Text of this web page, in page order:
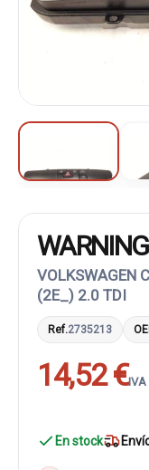
VOLKSWAGEN
(2E_) 2.0 TDI
Ref.2735213
14,52 €
En stock